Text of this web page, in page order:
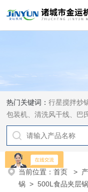
热门关键词：行星搅拌炒
包装机、清洗风干线、巴
干机
当前位置：首页 >
锅 > 500L食品夹层锅